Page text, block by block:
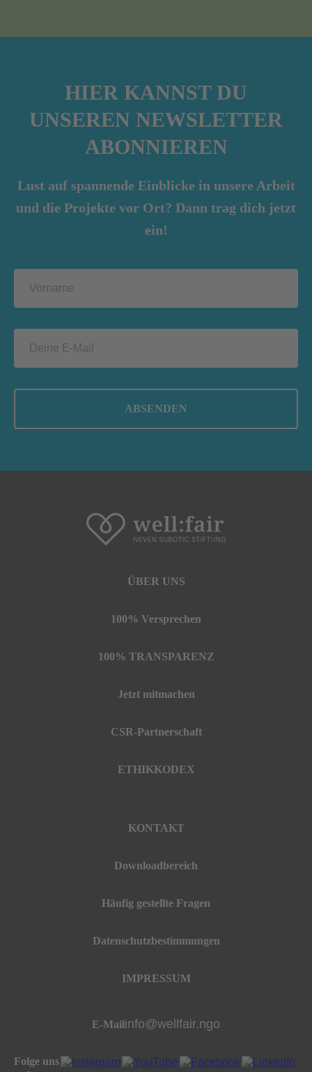
HIER KANNST DU
UNSEREN NEWSLETTER
ABONNIEREN
Lust auf spannende Einblicke in unsere Arbeit
und die Projekte vor Ort? Dann trag dich jetzt
ein!
ÜBER UNS
100% Versprechen
100% TRANSPARENZ
Jetzt mitmachen
CSR-Partnerschaft
ETHIKKODEX
KONTAKT
Downloadbereich
Häufig gestellte Fragen
Datenschutzbestimmungen
IMPRESSUM
E-Mailinfo@wellfair.ngo
Folge uns